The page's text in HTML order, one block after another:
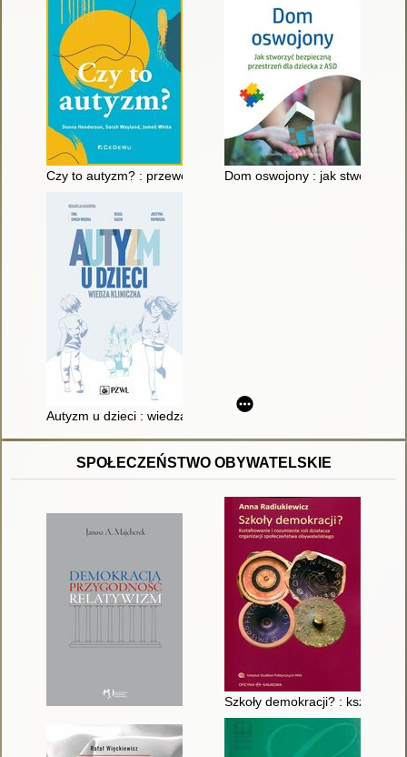
Czy to autyzm? : przewodnik dla specjalistów i osób
Dom oswojony : jak stworzyć
Autyzm u dzieci : wiedza kliniczna
SPOŁECZEŃSTWO OBYWATELSKIE
Szkoły demokracji? :